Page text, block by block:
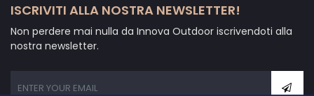
ISCRIVITI ALLA NOSTRA NEWSLETTER!
Non perdere mai nulla da Innova Outdoor iscrivendoti alla
nostra newsletter.